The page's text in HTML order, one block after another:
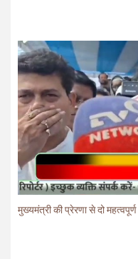
मुख्यमंत्री की प्रेरणा से दो